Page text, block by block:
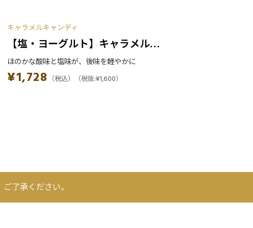
キャラメルキャンディ
【塩・ヨーグルト】キャラメルキ
ャンディ
ほのかな酸味と塩味が、後味を軽やかに
¥1,728 （税込） （税抜:¥1,600）
了承ください。